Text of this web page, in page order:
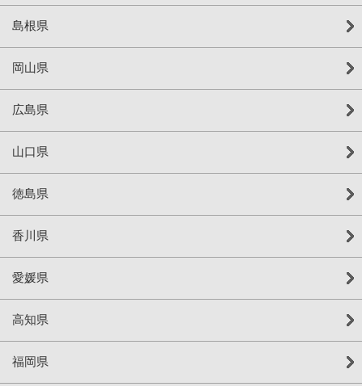
島根県
岡山県
広島県
山口県
徳島県
香川県
愛媛県
高知県
福岡県